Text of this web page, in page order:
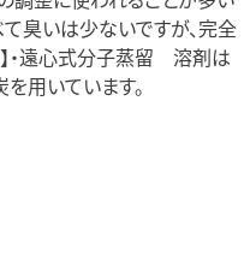
臭いは少ないですが、完全
・遠心式分子蒸留 溶剤は
用いています。